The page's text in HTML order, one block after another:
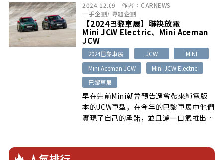
2024.12.09 作者： CARNEWS
一手企劃/ 專題企劃
【2024巴黎車展】聯袂放電
Mini JCW Electric、Mini Aceman
JCW
2024巴黎車展 JCW
MINI
Mini Aceman JCW
Mini JCW Electric
巴黎車展
早在先前Mini就曾預告過會帶來純電版
本的JCW車型，在今年的巴黎車展中他們
實現了自己的承諾，並且還一口氣推出兩